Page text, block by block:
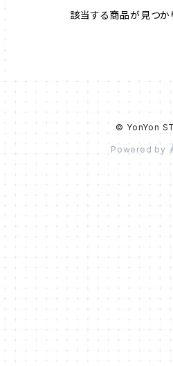
該当する商品が見つか
© YonYon
Powered by